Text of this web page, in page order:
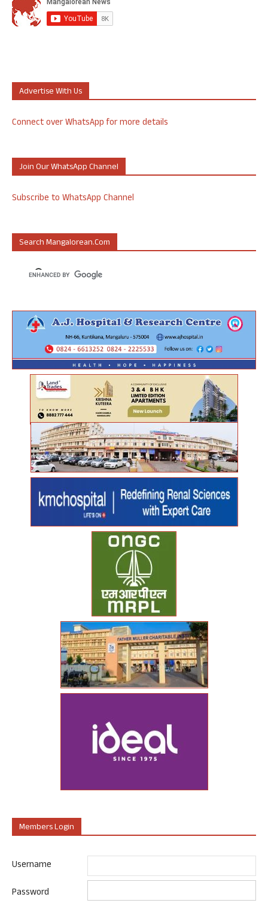
Advertise With Us
Connect over WhatsApp for more details
Join Our WhatsApp Channel
Subscribe to WhatsApp Channel
Search Mangalorean.com
Members Login
Username
Password